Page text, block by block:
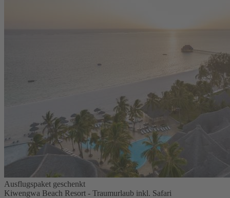
Ausflugspaket geschenkt
Kiwengwa Beach Resort - Traumurlaub inkl. Safari